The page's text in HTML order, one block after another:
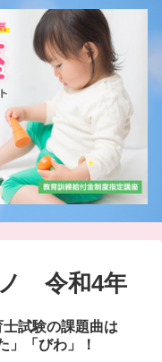
令和4年
試験の課題曲は
」「びわ」！